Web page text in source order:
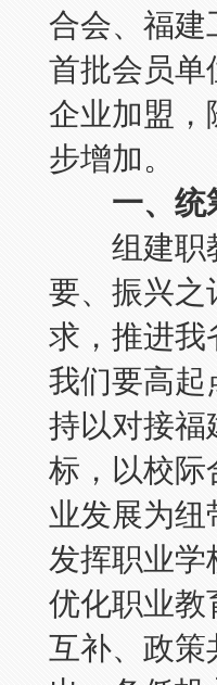
合会、福建
首批会员
企业加盟，
步增加。
一、统筹
组建职教
要、振兴之
求，推进我
我们要高起
持以对接福
标，以校际
业发展为纽
发挥职业学
优化职业教
互补、政策